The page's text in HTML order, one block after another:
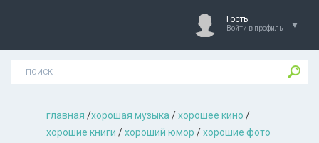
Гость
Войти в профиль
главная /хорошая музыкa /хорошее кино /
хорошие книги /хороший юмор /хорошие фото